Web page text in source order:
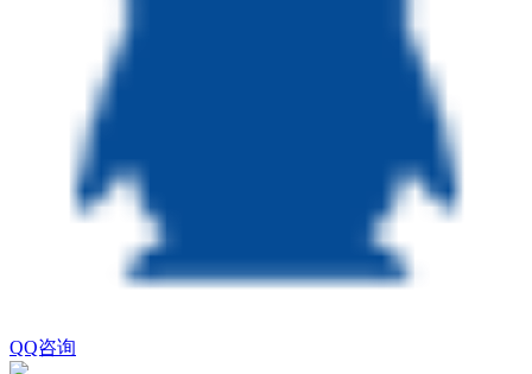
QQ咨询